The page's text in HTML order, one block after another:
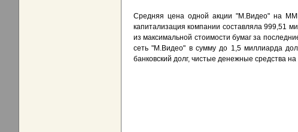
Средняя цена одной акции "М.Видео" на
капитализация компании составляла 999,51
из максимальной стоимости бумаг за
сеть "М.Видео" в сумму до 1,5 миллиарда
банковский долг, чистые денежные средства